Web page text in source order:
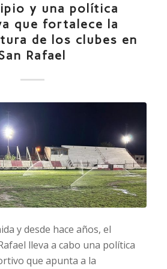
y una política
que fortalece la
de los clubes en
Rafael
y desde hace años, el
lleva a cabo una política
que apunta a la